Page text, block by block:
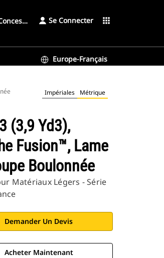
Se Connecter apps
Europe-Français
Impériales Métrique
(3,9 Yd3),
Fusion™, Lame
Boulonnée
Matériaux Légers - Série
Demander Un Devis
Acheter Maintenant